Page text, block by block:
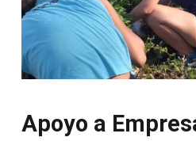
Apoyo a